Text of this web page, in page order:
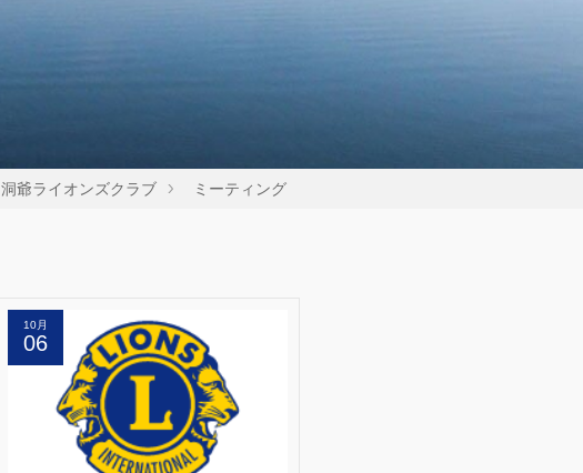
洞爺ライオンズクラブ ミーティング
10月
06